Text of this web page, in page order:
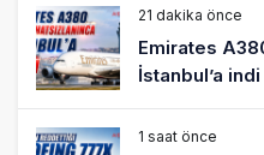
21 dakika önce
Emirates
İstanbul’a indi
1 saat önce